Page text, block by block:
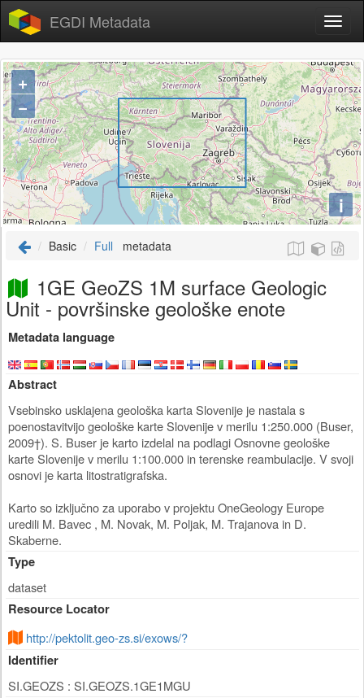
EGDI Metadata
+
−
i
Basic Full metadata
1GE GeoZS 1M surface Geologic
Unit - površinske geološke enote
Metadata language
Abstract
Vsebinsko usklajena geološka karta Slovenije je nastala s
poenostavitvijo geološke karte Slovenije v merilu 1:250.000 (Buser,
2009†). S. Buser je karto izdelal na podlagi Osnovne geološke
karte Slovenije v merilu 1:100.000 in terenske reambulacije. V svoji
osnovi je karta litostratigrafska.
Karto so izključno za uporabo v projektu OneGeology Europe
uredili M. Bavec , M. Novak, M. Poljak, M. Trajanova in D.
Skaberne.
Type
dataset
Resource Locator
http://pektolit.geo-zs.si/exows/?
Identifier
SI.GEOZS : SI.GEOZS.1GE1MGU